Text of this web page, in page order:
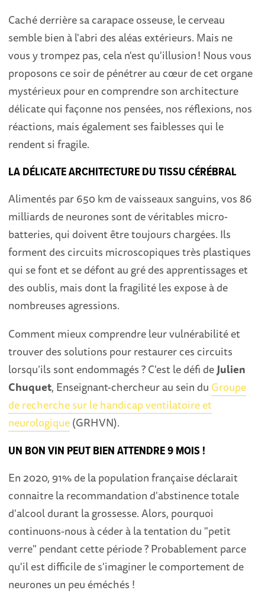
Caché derrière sa carapace osseuse, le cerveau
semble bien à l'abri des aléas extérieurs. Mais ne
vous y trompez pas, cela n'est qu'illusion ! Nous vous
proposons ce soir de pénétrer au cœur de cet organe
mystérieux pour en comprendre son architecture
délicate qui façonne nos pensées, nos réflexions, nos
réactions, mais également ses faiblesses qui le
rendent si fragile.
LA DÉLICATE ARCHITECTURE DU TISSU CÉRÉBRAL
Alimentés par 650 km de vaisseaux sanguins, vos 86
milliards de neurones sont de véritables micro-
batteries, qui doivent être toujours chargées. Ils
forment des circuits microscopiques très plastiques
qui se font et se défont au gré des apprentissages et
des oublis, mais dont la fragilité les expose à de
nombreuses agressions.
Comment mieux comprendre leur vulnérabilité et
trouver des solutions pour restaurer ces circuits
lorsqu’ils sont endommagés ? C'est le défi deJulien
Chuquet, Enseignant-chercheur au sein du Groupe
de recherche sur le handicap ventilatoire et
neurologique(GRHVN).
UN BON VIN PEUT BIEN ATTENDRE 9 MOIS !
En 2020, 91% de la population française déclarait
connaitre la recommandation d'abstinence totale
d'alcool durant la grossesse. Alors, pourquoi
continuons-nous à céder à la tentation du "petit
verre" pendant cette période ? Probablement parce
qu'il est difficile de s'imaginer le comportement de
neurones un peu éméchés !